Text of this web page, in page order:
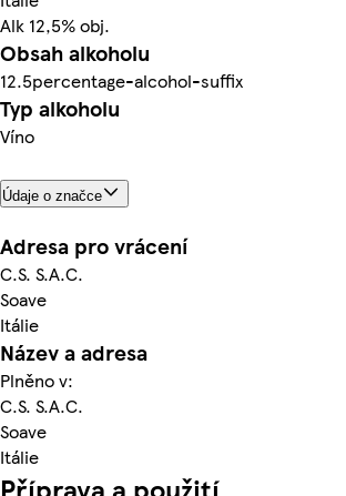
Alk 12,5% obj.
Obsah alkoholu
12.5percentage-alcohol-suffix
Typ alkoholu
Víno
Údaje o značce
Adresa pro vrácení
C.S. S.A.C.
Soave
Itálie
Název a adresa
Plněno v:
C.S. S.A.C.
Soave
Itálie
Příprava a použití